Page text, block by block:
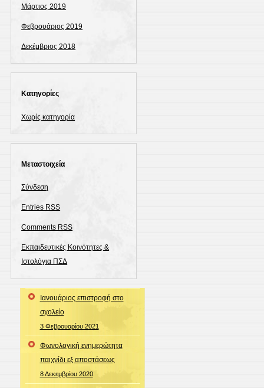
Μάρτιος 2019
Φεβρουάριος 2019
Δεκέμβριος 2018
Kατηγορίες
Χωρίς κατηγορία
Μεταστοιχεία
Σύνδεση
Entries RSS
Comments RSS
Εκπαιδευτικές Κοινότητες &
Ιστολόγια ΠΣΔ
Ιανουάριος επιστροφή στο
σχολείο
3 Φεβρουαρίου 2021
Φωνολογική ενημερώτητα
παιχνίδι εξ αποστάσεως
8 Δεκεμβρίου 2020